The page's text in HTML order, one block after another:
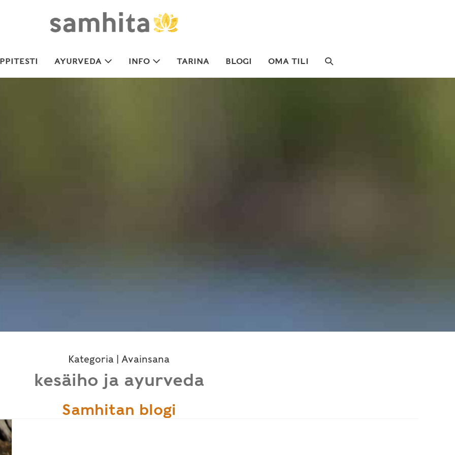
AYURVEDA INFO TARINA BLOGI OMA TILI
SEARCH
Kategoria | Avainsana
kesäiho ja ayurveda
Samhitan blogi